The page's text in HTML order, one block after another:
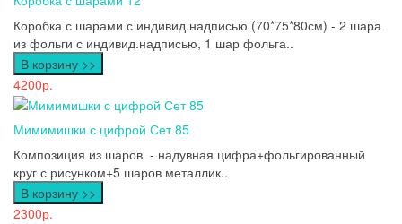
Коробка с шарами с индивид.надписью (70*75*80см) - 2 шара
из фольги с индивид.надписью, 1 шар фольга..
В корзину >>
4200р.
Мимимишки с цифрой Сет 85
Композиция из шаров - надувная цифра+фольгированный
круг с рисунком+5 шаров металлик..
В корзину >>
2300р.